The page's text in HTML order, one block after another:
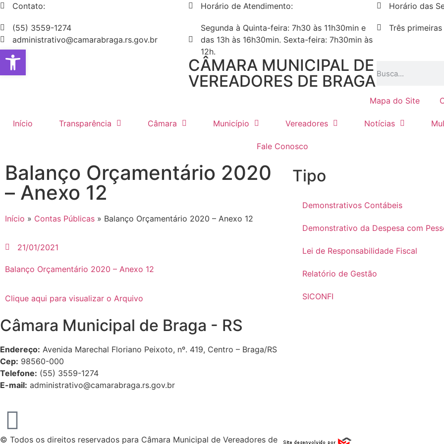
Contato:
(55) 3559-1274
administrativo@camarabraga.rs.gov.br
Horário de Atendimento:
Segunda à Quinta-feira: 7h30 às 11h30min e
das 13h às 16h30min. Sexta-feira: 7h30min às
12h.
Horário das
Três
CÂMARA MUNICIPAL DE
VEREADORES DE BRAGA
Mapa do Site
Início Transparência Câmara Município Vereadores Notícias
Fale Conosco
Balanço Orçamentário 2020
– Anexo 12
Início » Contas Públicas » Balanço Orçamentário 2020 – Anexo 12
21/01/2021
Balanço Orçamentário 2020 – Anexo 12
Clique aqui para visualizar o Arquivo
Tipo
Demonstrativos Contábeis
Demonstrativo da Despesa com
Lei de Responsabilidade Fiscal
Relatório de Gestão
SICONFI
Câmara Municipal de Braga - RS
Endereço: Avenida Marechal Floriano Peixoto, nº. 419, Centro – Braga/RS
Cep: 98560-000
Telefone: (55) 3559-1274
E-mail: administrativo@camarabraga.rs.gov.br
© Todos os direitos reservados para Câmara Municipal de Vereadores de
Abrir a barra de ferramentas